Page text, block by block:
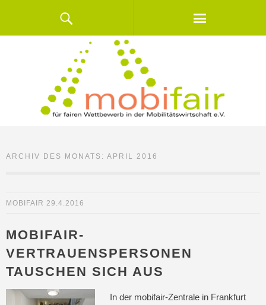
ARCHIV DES MONATS: APRIL 2016
MOBIFAIR 29.4.2016
MOBIFAIR-
VERTRAUENSPERSONEN
TAUSCHEN SICH AUS
In der mobifair-Zentrale in Frankfurt